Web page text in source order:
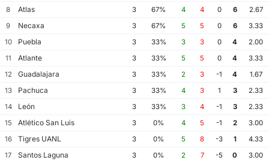
8
Atlas 3 67% 4 4 0 6
2.67
9
Necaxa 3 67% 5 5 0 6
3.33
10
Puebla 3 33% 3 3 0 4
2.00
11
Atlante 3 33% 5 5 0 4
3.33
12
Guadalajara 3 33% 2 3 -1 4
1.67
13
Pachuca 3 33% 4 3 1 3
2.33
14
León 3 33% 3 4 -1 3
2.33
15
Atlético San Luis 3 0% 4 5 -1 2
3.00
16
Tigres UANL 3 0% 5 8 -3 1
4.33
17
Santos Laguna 3 0% 2 7 -5 0
3.00